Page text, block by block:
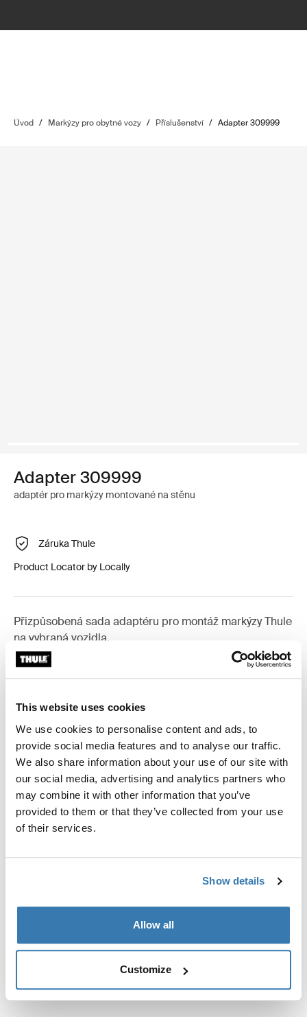
This website uses cookies
We use cookies to personalise content and ads, to
provide social media features and to analyse our traffic.
We also share information about your use of our site with
our social media, advertising and analytics partners who
may combine it with other information that you’ve
provided to them or that they’ve collected from your use
of their services.
Show details
Allow all
Customize
Úvod / Markýzy pro obytné vozy / Příslušenství / Adapter 309999
Adapter 309999
adaptér pro markýzy montované na stěnu
Záruka Thule
Product Locator by Locally
Přizpůsobená sada adaptéru pro montáž markýzy Thule
na vybraná vozidla.
Toggle techspec
Technické údaje
Recenze
Výrobní informace
Název výrobce: Thule Sweden
Adresa výrobce: Borggatan 5, 335 73 Hillerstorp,
E-mail: support@thule.com
Adresa webu: www.thule.com